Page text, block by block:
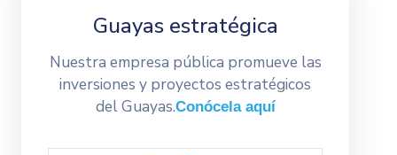
Guayas estratégica
Nuestra empresa pública promueve las
inversiones y proyectos estratégicos
del Guayas.Conócela aquí